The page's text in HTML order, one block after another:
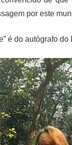
por este
é do autógrafo